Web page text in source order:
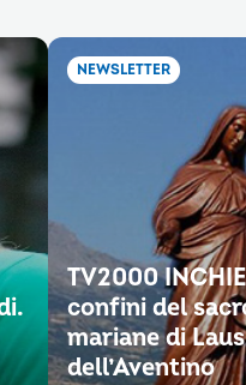
NEWSLETTER
TV2000
confini del
mariane di
dell’Aventino